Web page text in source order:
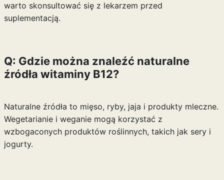
warto skonsultować się z lekarzem przed
suplementacją.
Q: Gdzie można znaleźć naturalne
źródła witaminy B12?
Naturalne źródła to mięso, ryby, jaja i produkty mleczne.
Wegetarianie i weganie mogą korzystać z
wzbogaconych produktów roślinnych, takich jak sery i
jogurty.